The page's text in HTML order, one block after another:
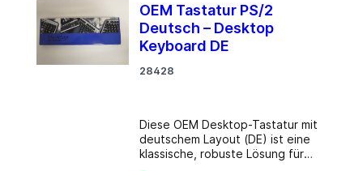
gewöhnlicher Tastenersatz,
sondern verwandeln jedes
Keyboard in einen echten
Hingucker. Im stylischen Blau
gehalten, heben sich die Kappen
sind zudem illuminationsgeeignet
gestaltet und somit ebenfalls in
Tastaturen mit RGB-
OEM Tastatur PS/2
Deutsch – Desktop
Keyboard DE
28428
Diese OEM Desktop-Tastatur mit
deutschem Layout (DE) ist eine
klassische, robuste Lösung für
Büro- und Industrieumgebungen.